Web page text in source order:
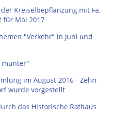
Kreiselbepflanzung mit Fa.
für Mai 2017
"Verkehr" in Juni und
munter"
im August 2016 - Zehn-
wurde vorgestellt
das Historische Rathaus